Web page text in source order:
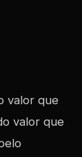
valor que
valor que